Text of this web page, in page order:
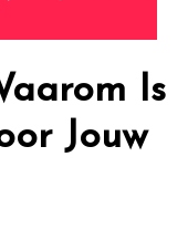
Is
Jouw